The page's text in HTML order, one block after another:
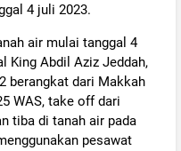
4 juli 2023.
air mulai tanggal 4
King Abdil Aziz Jeddah,
berangkat dari Makkah
WAS, take off dari
tiba di tanah air pada
pesawat